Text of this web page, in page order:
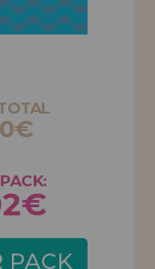
PACK